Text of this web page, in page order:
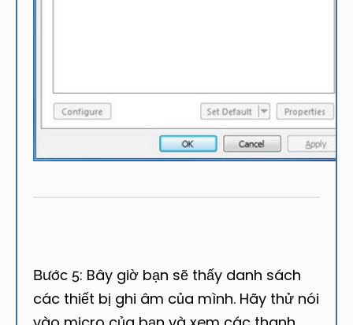
Bước 5: Bây giờ bạn sẽ thấy danh sách
các thiết bị ghi âm của mình. Hãy thử nói